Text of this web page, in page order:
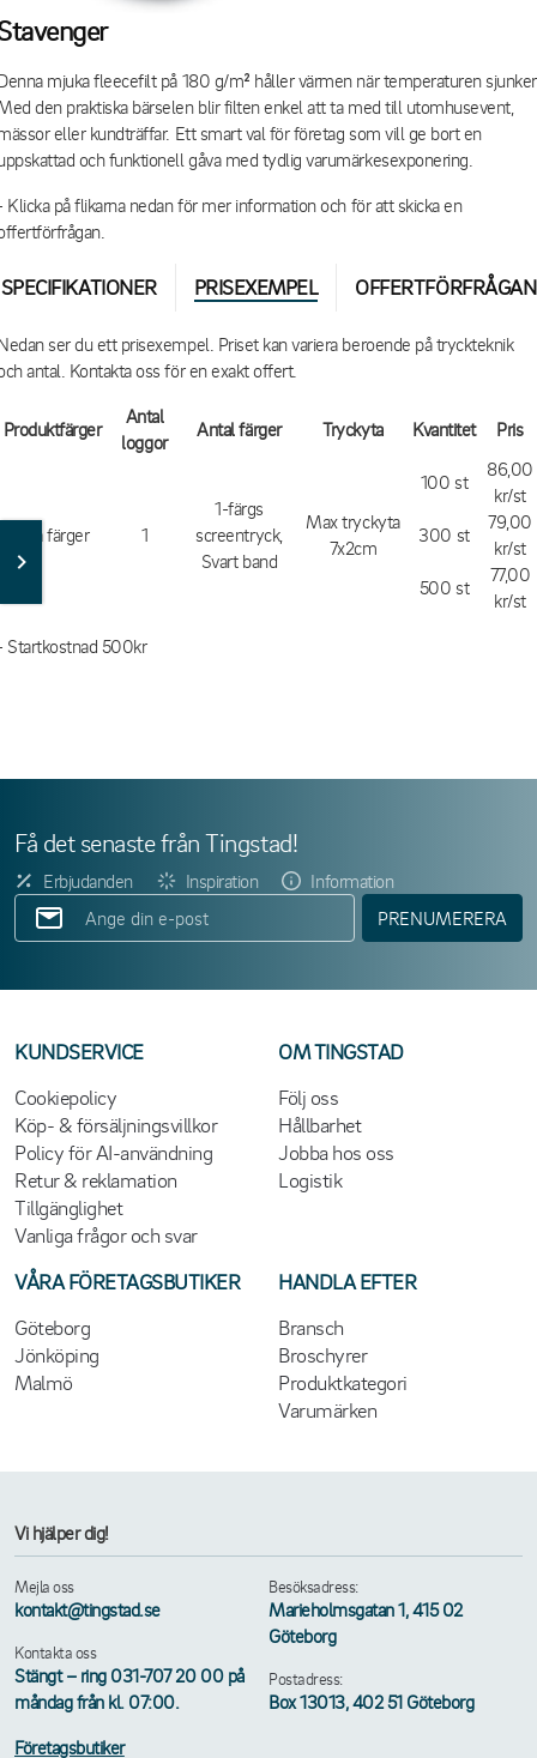
mjuka fleecefilt på 180 g/m² håller värmen när temperaturen
den praktiska bärselen blir filten enkel att ta med till utomhusevent,
eller kundträffar. Ett smart val för företag som vill ge bort en
och funktionell gåva med tydlig varumärkesexponering.
Klicka på flikarna nedan för mer information och för att skicka en
SPECIFIKATIONER PRISEXEMPEL OFFERTFÖRFRÅGAN
ser du ett prisexempel. Priset kan variera beroende på tryckteknik
antal. Kontakta oss för en exakt offert.
Produktfärger
Antal
loggor
Antal färger Tryckyta Kvantitet Pris
Alla färger 1
1-färgs
screentryck,
Svart band
Max tryckyta
7x2cm
100 st
86,00
kr/st
300 st
79,00
kr/st
500 st
77,00
kr/st
Startkostnad 500kr
Få det senaste från Tingstad!
Erbjudanden Inspiration
Information
PRENUMERERA
KUNDSERVICE
Cookiepolicy
Köp- & försäljningsvillkor
Policy för AI-användning
Retur & reklamation
Tillgänglighet
Vanliga frågor och svar
OM TINGSTAD
Följ oss
Hållbarhet
Jobba hos oss
Logistik
VÅRA FÖRETAGSBUTIKER
Göteborg
Jönköping
Malmö
HANDLA EFTER
Bransch
Broschyrer
Produktkategori
Varumärken
Vi hjälper dig!
Mejla oss
kontakt@tingstad.se
Kontakta oss
Stängt – ring 031-707 20 00 på
måndag från kl. 07:00.
Besöksadress:
Marieholmsgatan 1, 415 02
Göteborg
Postadress:
Box 13013, 402 51 Göteborg
Företagsbutiker